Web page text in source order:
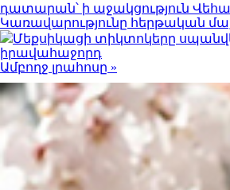
դատարան՝ ի աջակցություն
Կառավարությունը հերթական
Մեքսիկացի տիկտոկերը
իրավահաջորդ
Ամբողջ լրահոսը »